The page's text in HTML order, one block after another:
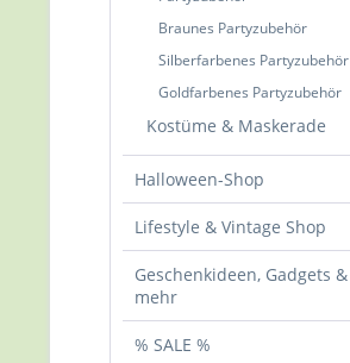
Braunes Partyzubehör
Silberfarbenes Partyzubehör
Goldfarbenes Partyzubehör
Kostüme & Maskerade
Halloween-Shop
Lifestyle & Vintage Shop
Geschenkideen, Gadgets &
mehr
% SALE %